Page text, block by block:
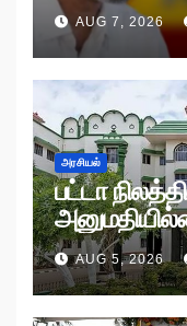
AUG 7, 2026
அரசியல்
பட்டா
உத்தரவு!
AUG 5, 2026